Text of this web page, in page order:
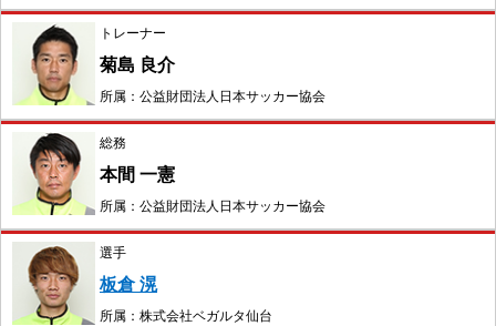
トレーナー
菊島 良介
所属：公益財団法人日本サッカー協会
総務
本間 一憲
所属：公益財団法人日本サッカー協会
選手
板倉 滉
所属：株式会社ベガルタ仙台